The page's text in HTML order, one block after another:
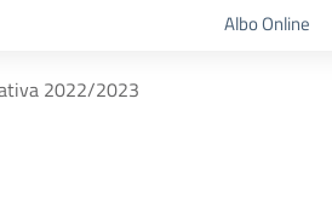
Albo Online
2022/2023